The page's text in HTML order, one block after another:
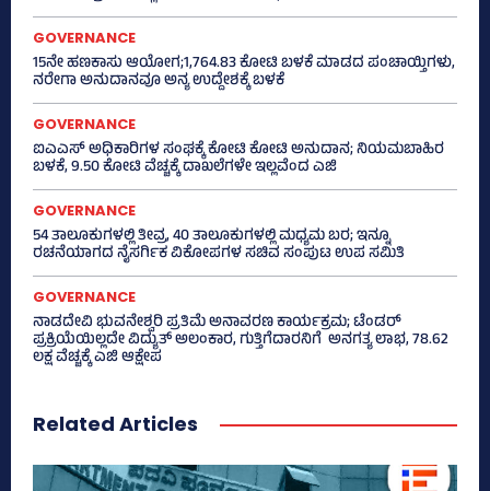
GOVERNANCE
15ನೇ ಹಣಕಾಸು ಆಯೋಗ;1,764.83 ಕೋಟಿ ಬಳಕೆ ಮಾಡದ ಪಂಚಾಯ್ತಿಗಳು,
ನರೇಗಾ ಅನುದಾನವೂ ಅನ್ಯ ಉದ್ದೇಶಕ್ಕೆ ಬಳಕೆ
GOVERNANCE
ಐಎಎಸ್‌ ಅಧಿಕಾರಿಗಳ ಸಂಘಕ್ಕೆ ಕೋಟಿ ಕೋಟಿ ಅನುದಾನ; ನಿಯಮಬಾಹಿರ
ಬಳಕೆ, 9.50 ಕೋಟಿ ವೆಚ್ಚಕ್ಕೆ ದಾಖಲೆಗಳೇ ಇಲ್ಲವೆಂದ ಎಜಿ
GOVERNANCE
54 ತಾಲೂಕುಗಳಲ್ಲಿ ತೀವ್ರ, 40 ತಾಲೂಕುಗಳಲ್ಲಿ ಮಧ್ಯಮ ಬರ; ಇನ್ನೂ
ರಚನೆಯಾಗದ ನೈಸರ್ಗಿಕ ವಿಕೋಪಗಳ ಸಚಿವ ಸಂಪುಟ ಉಪ ಸಮಿತಿ
GOVERNANCE
ನಾಡದೇವಿ ಭುವನೇಶ್ವರಿ ಪ್ರತಿಮೆ ಅನಾವರಣ ಕಾರ್ಯಕ್ರಮ; ಟೆಂಡರ್
ಪ್ರಕ್ರಿಯೆಯಿಲ್ಲದೇ ವಿದ್ಯುತ್‌ ಅಲಂಕಾರ, ಗುತ್ತಿಗೆದಾರನಿಗೆ ಅನಗತ್ಯ ಲಾಭ, 78.62
ಲಕ್ಷ ವೆಚ್ಚಕ್ಕೆ ಎಜಿ ಆಕ್ಷೇಪ
Related Articles